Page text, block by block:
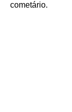
cometário.